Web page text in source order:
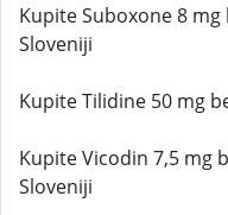
Kupite Suboxone 8
Sloveniji
Kupite Tilidine 50 mg
Kupite Vicodin 7,5 mg
Sloveniji